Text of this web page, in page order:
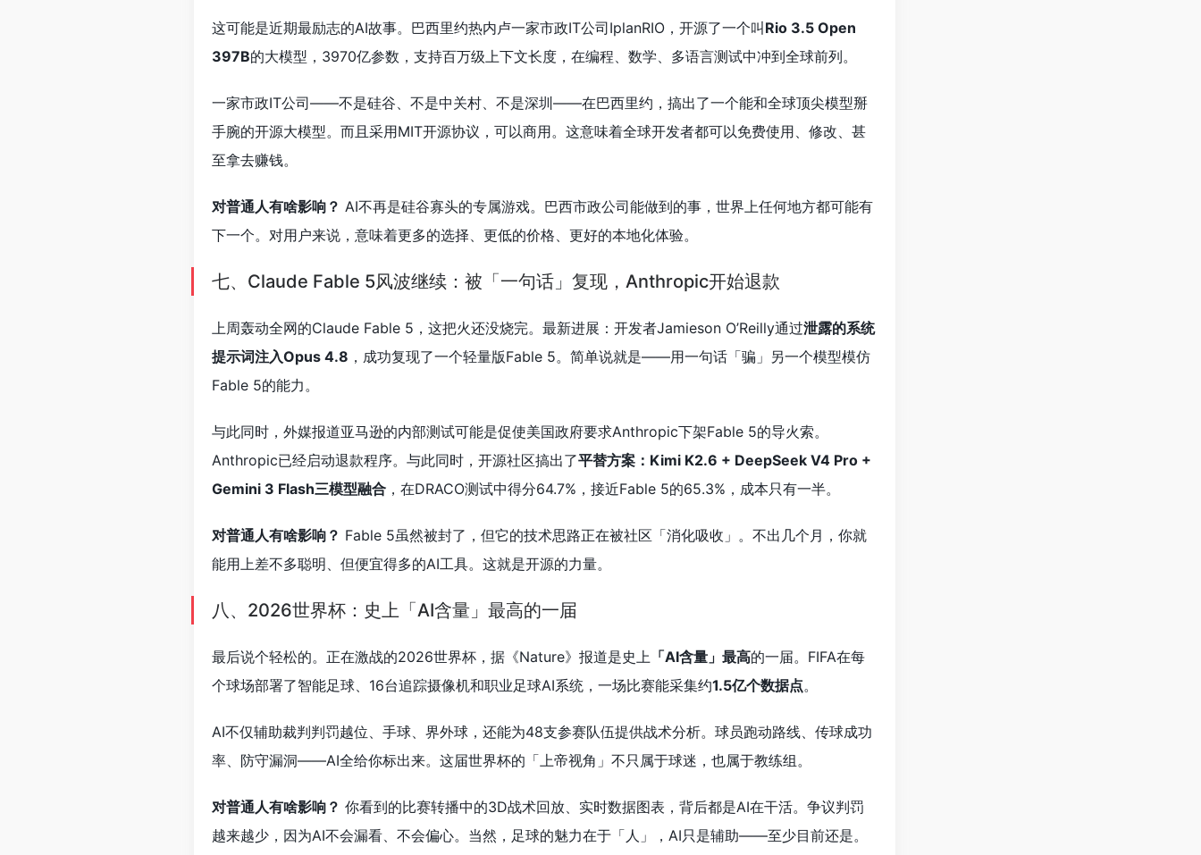
这可能是近期最励志的AI故事。巴西里约热内卢一家市政IT公司IplanRIO，开源了一个叫 Rio 3.5 Open
397B的大模型，3970亿参数，支持百万级上下文长度，在编程、数学、多语言测试中冲到全球前列。
一家市政IT公司——不是硅谷、不是中关村、不是深圳——在巴西里约，搞出了一个能和全球顶尖模型掰
手腕的开源大模型。而且采用MIT开源协议，可以商用。这意味着全球开发者都可以免费使用、修改、甚
至拿去赚钱。
对普通人有啥影响？ AI不再是硅谷寡头的专属游戏。巴西市政公司能做到的事，世界上任何地方都可能有
下一个。对用户来说，意味着更多的选择、更低的价格、更好的本地化体验。
七、Claude Fable 5风波继续：被「一句话」复现，Anthropic开始退款
上周轰动全网的Claude Fable 5，这把火还没烧完。最新进展：开发者Jamieson O’Reilly通过泄露的系统
提示词注入Opus 4.8 ，成功复现了一个轻量版Fable 5。简单说就是——用一句话「骗」另一个模型模仿
Fable 5的能力。
与此同时，外媒报道亚马逊的内部测试可能是促使美国政府要求Anthropic下架Fable 5的导火索。
Anthropic已经启动退款程序。与此同时，开源社区搞出了平替方案：Kimi K2.6 + DeepSeek V4 Pro +
Gemini 3 Flash三模型融合 ，在DRACO测试中得分64.7%，接近Fable 5的65.3%，成本只有一半。
对普通人有啥影响？ Fable 5虽然被封了，但它的技术思路正在被社区「消化吸收」。不出几个月，你就
能用上差不多聪明、但便宜得多的AI工具。这就是开源的力量。
八、2026世界杯：史上「AI含量」最高的一届
最后说个轻松的。正在激战的2026世界杯，据《Nature》报道是史上 「AI含量」最高的一届。FIFA在每
个球场部署了智能足球、16台追踪摄像机和职业足球AI系统，一场比赛能采集约1.5亿个数据点。
AI不仅辅助裁判判罚越位、手球、界外球，还能为48支参赛队伍提供战术分析。球员跑动路线、传球成功
率、防守漏洞——AI全给你标出来。这届世界杯的「上帝视角」不只属于球迷，也属于教练组。
对普通人有啥影响？ 你看到的比赛转播中的3D战术回放、实时数据图表，背后都是AI在干活。争议判罚
越来越少，因为AI不会漏看、不会偏心。当然，足球的魅力在于「人」，AI只是辅助——至少目前还是。